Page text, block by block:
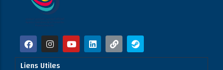
Liens Utiles